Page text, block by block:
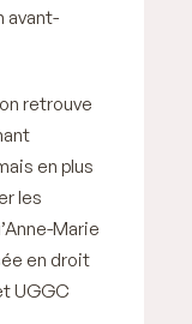
avant-
retrouve
en plus
les
Marie
en droit
UGGC